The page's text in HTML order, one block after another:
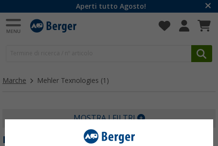
Aperti tutto Agosto!
Marche Mehler Texnologies (1)
MOSTRA I FILTRI
MEHLER TEXNOLOGIES